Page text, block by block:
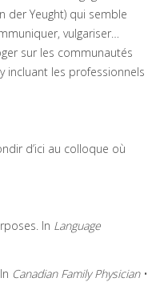
der Yeught) qui semble
vulgariser…
sur les communautés
incluant les professionnels
d’ici au colloque où
In Language
Canadian Family Physician •